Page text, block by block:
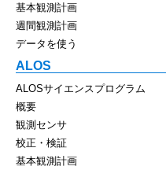
基本観測計画
週間観測計画
データを使う
ALOS
ALOSサイエンスプログラム
概要
観測センサ
校正・検証
基本観測計画